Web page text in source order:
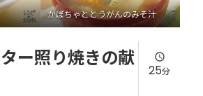
かぼちゃととうがんのみそ汁
ー照り焼きの献
25分